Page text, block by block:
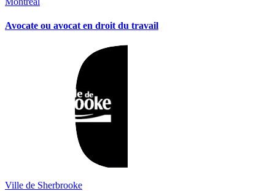
Avocate ou avocat en droit du travail
Ville de Sherbrooke